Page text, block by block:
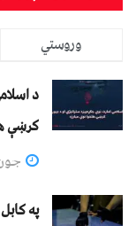
وروستي
د
کرښې
جون 22,
په